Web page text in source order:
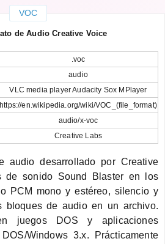
VOC
de Audio Creative Voice
.voc
audio
VLC media player Audacity Sox MPlayer
https://en.wikipedia.org/wiki/VOC_(file_format)
audio/x-voc
Creative Labs
audio desarrollado por Creative
de sonido Sound Blaster en los
PCM mono y estéreo, silencio y
bloques de audio en un archivo.
juegos DOS y aplicaciones
Windows 3.x. Prácticamente